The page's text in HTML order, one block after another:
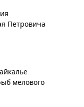
Петровича
мелового